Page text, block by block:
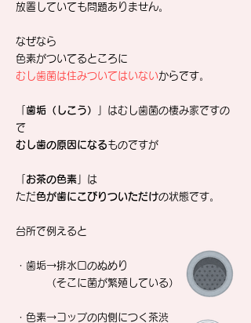
放置していても問題ありません。
なぜなら
色素がついてるところに
むし歯菌は住みついてはいないからです。
歯垢（しこう）
」はむし歯菌の棲み家ですの
で
むし歯の原因になるものですが
お茶の色素 」は
ただ色が歯にこびりついただけの状態です。
台所で例えると
・歯垢→排水口のぬめり
（そこに菌が繁殖している）
・色素→コップの内側につく茶渋